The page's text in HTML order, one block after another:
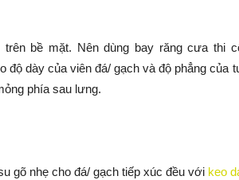
bề mặt. Nên dùng bay răng cưa thi
độ dày của viên đá/ gạch và độ phẳng của
phía sau lưng.
gõ nhẹ cho đá/ gạch tiếp xúc đều với keo